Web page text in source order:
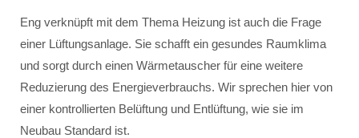
Eng verknüpft mit dem Thema Heizung ist auch die Frage
einer Lüftungsanlage. Sie schafft ein gesundes Raumklima
und sorgt durch einen Wärmetauscher für eine weitere
Reduzierung des Energieverbrauchs. Wir sprechen hier von
einer kontrollierten Belüftung und Entlüftung, wie sie im
Neubau Standard ist.